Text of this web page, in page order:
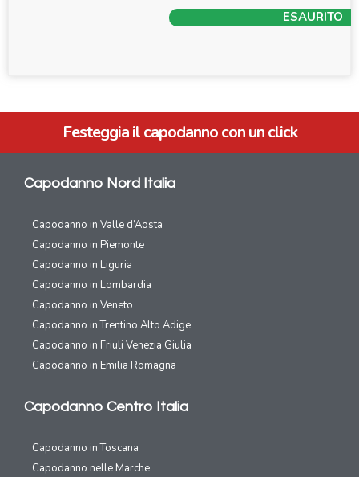
ESAURITO
Festeggia il capodanno con un click
Capodanno Nord Italia
Capodanno in Valle d’Aosta
Capodanno in Piemonte
Capodanno in Liguria
Capodanno in Lombardia
Capodanno in Veneto
Capodanno in Trentino Alto Adige
Capodanno in Friuli Venezia Giulia
Capodanno in Emilia Romagna
Capodanno Centro Italia
Capodanno in Toscana
Capodanno nelle Marche